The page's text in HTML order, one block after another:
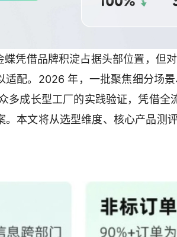
凭借品牌积淀占据头部位置，但
适配。2026 年，一批聚焦细分场
多成长型工厂的实践验证，凭借全
本文将从选型维度、核心产品测